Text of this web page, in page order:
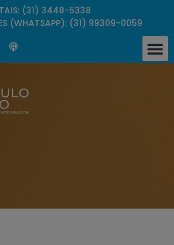
(31) 3448-5338
(WHATSAPP): (31) 99309-0059